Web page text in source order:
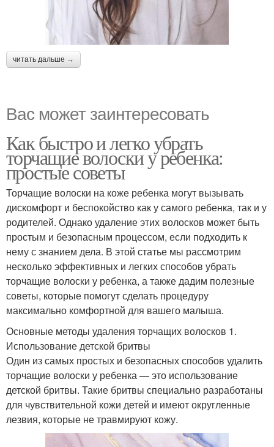
читать дальше →
Вас может заинтересовать
Как быстро и легко убрать
торчащие волоски у ребенка:
простые советы
Торчащие волоски на коже ребенка могут вызывать
дискомфорт и беспокойство как у самого ребенка, так и у
родителей. Однако удаление этих волосков может быть
простым и безопасным процессом, если подходить к
нему с знанием дела. В этой статье мы рассмотрим
несколько эффективных и легких способов убрать
торчащие волоски у ребенка, а также дадим полезные
советы, которые помогут сделать процедуру
максимально комфортной для вашего малыша.
Основные методы удаления торчащих волосков 1.
Использование детской бритвы
Один из самых простых и безопасных способов удалить
торчащие волоски у ребенка — это использование
детской бритвы. Такие бритвы специально разработаны
для чувствительной кожи детей и имеют округленные
лезвия, которые не травмируют кожу.